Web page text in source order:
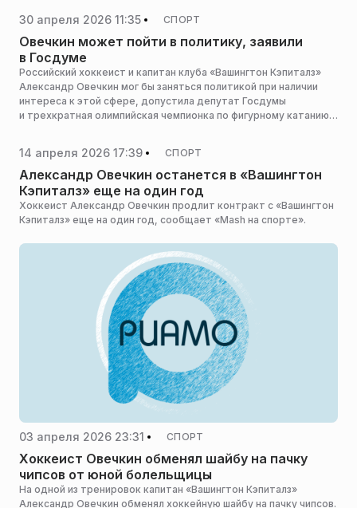
30 апреля 2026 11:35 СПОРТ
Овечкин может пойти в политику, заявили
в Госдуме
Российский хоккеист и капитан клуба «Вашингтон Кэпиталз»
Александр Овечкин мог бы заняться политикой при наличии
интереса к этой сфере, допустила депутат Госдумы
и трехкратная олимпийская чемпионка по фигурному катанию
14 апреля 2026 17:39 СПОРТ
Александр Овечкин останется в «Вашингтон
Кэпиталз» еще на один год
Хоккеист Александр Овечкин продлит контракт с «Вашингтон
Кэпиталз» еще на один год, сообщает «Mash на спорте».
03 апреля 2026 23:31 СПОРТ
Хоккеист Овечкин обменял шайбу на пачку
чипсов от юной болельщицы
На одной из тренировок капитан «Вашингтон Кэпиталз»
Александр Овечкин обменял хоккейную шайбу на пачку чипсов.